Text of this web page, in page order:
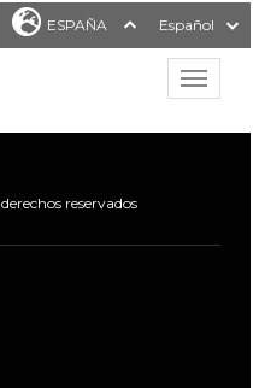
ESPAÑA Español
reservados